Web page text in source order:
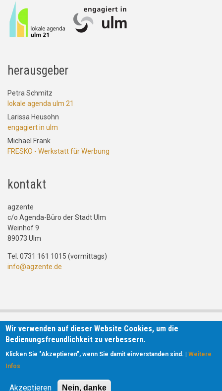
herausgeber
Petra Schmitz
lokale agenda ulm 21
Larissa Heusohn
engagiert in ulm
Michael Frank
FRESKO - Werkstatt für Werbung
kontakt
agzente
c/o Agenda-Büro der Stadt Ulm
Weinhof 9
89073 Ulm
Tel. 0731 161 1015 (vormittags)
info@agzente.de
Wir verwenden auf dieser Website Cookies, um die
Bedienungsfreundlichkeit zu verbessern.
Klicken Sie "Akzeptieren", wenn Sie damit einverstanden sind. |Weitere
Infos
Akzeptieren Nein, danke